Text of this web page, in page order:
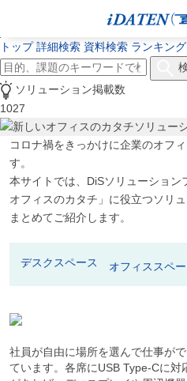
トップ 詳細検索 資料検索 ランキング
ソリューション掲載数
1027
コロナ禍をきっかけに企業のオフ
す。
本サイトでは、DiSソリューショ
オフィスのカタチ」に役立つソリ
まとめてご紹介します。
デスクスペース オフィススペー
社員が自由に場所を選んで仕事が
ています。各席にUSB Type-Cに